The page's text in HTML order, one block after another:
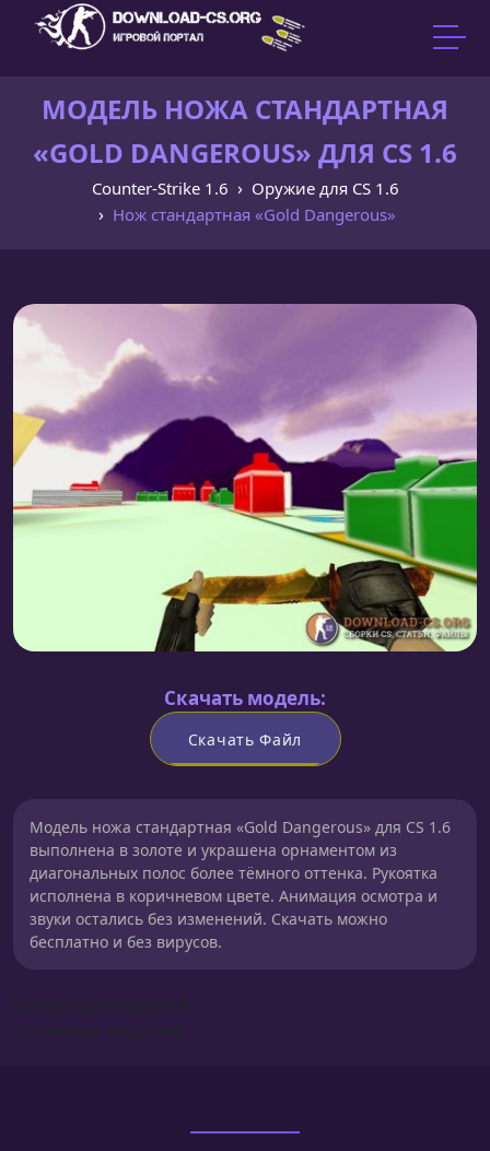
МОДЕЛЬ НОЖА CТАНДАРТНАЯ
«GOLD DANGEROUS» ДЛЯ CS 1.6
Counter-Strike 1.6
Оружие для CS 1.6
Нож cтандартная «Gold Dangerous»
Скачать модель:
Скачать Файл
Модель ножа cтандартная «Gold Dangerous» для CS 1.6
выполнена в золоте и украшена орнаментом из
диагональных полос более тёмного оттенка. Рукоятка
исполнена в коричневом цвете. Анимация осмотра и
звуки остались без изменений. Скачать можно
бесплатно и без вирусов.